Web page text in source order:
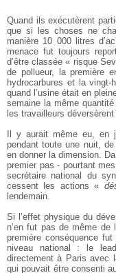
Quand ils exécutèrent
que si les choses ne
manière 10 000 litres
menace fut toujours
d’être classée « risque
de pollueur, la première
hydrocarbures et la vingt-
quand l’usine était en
semaine la même
les travailleurs déversèrent
Il y aurait même eu, en
pendant toute une nuit,
en donner la dimension.
premier pas - pourtant
secrétaire national du
cessent les actions «
lendemain.
Si l’effet physique du
n’en fut pas de même de
première conséquence
niveau national : le
directement à Paris avec
qui pouvait être consenti